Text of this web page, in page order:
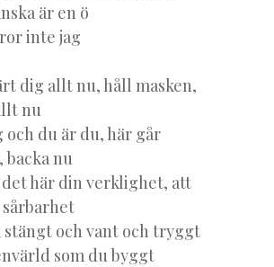
är en ö
inte jag
dig allt nu, håll masken,
nu
och du är du, här går
backa nu
här din verklighet, att
stängt och vant och tryggt
som du byggt